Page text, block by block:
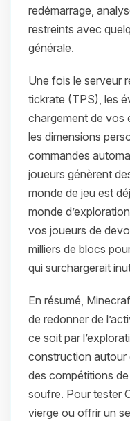
redémarrage,
restreints avec
générale.
Une fois le serveur
tickrate (TPS), les
chargement de vos
les dimensions
commandes
joueurs génèrent
monde de jeu est
monde
vos joueurs de
milliers de blocs
qui surchargerait
En résumé,
de redonner de
ce soit par
construction autour
des compétitions
soufre. Pour tester
vierge ou offrir un